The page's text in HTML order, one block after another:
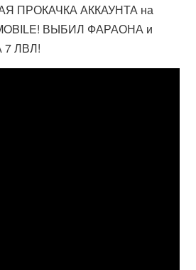
ПРОКАЧКА АККАУНТА на
ВЫБИЛ ФАРАОНА и
ЛВЛ!